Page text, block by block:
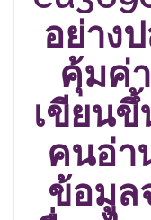
อย่าง
คุ้มค่
เขียนขึ้
คนอ่า
ข้อมูล